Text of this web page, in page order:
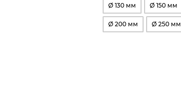
Ø 130 мм Ø 150 мм
Ø 200 мм Ø 250 мм